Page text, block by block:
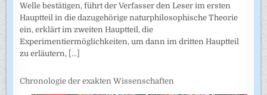
Welle bestätigen, führt der Verfasser den Leser im ersten
Hauptteil in die dazugehörige naturphilosophische Theorie
ein, erklärt im zweiten Hauptteil, die
Experimentiermöglichkeiten, um dann im dritten Hauptteil
zu erläutern, [...]
Chronologie der exakten Wissenschaften